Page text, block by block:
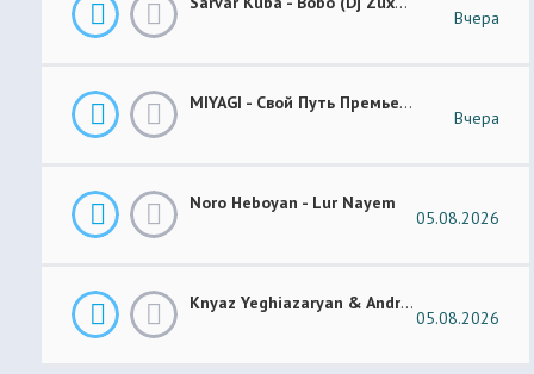
Вчера
MIYAGI - Свой Путь Премьера 2026
Вчера
Noro Heboyan - Lur Nayem
05.08.2026
Knyaz Yeghiazaryan & Andranik Sirakanyan - Arevi Pes New 2026
05.08.2026